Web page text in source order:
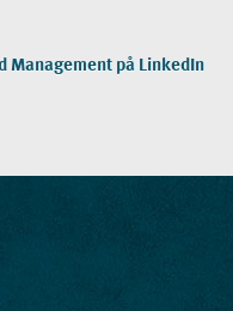
Management på LinkedIn